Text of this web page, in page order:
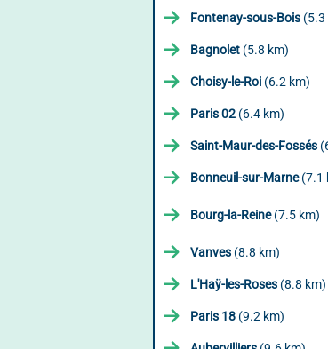
Fontenay-sous-Bois (5.3
Bagnolet (5.8 km)
Choisy-le-Roi (6.2 km)
Paris 02 (6.4 km)
Saint-Maur-des-Fossés
Bonneuil-sur-Marne(7.1
Bourg-la-Reine(7.5 km)
Vanves (8.8 km)
L'Haÿ-les-Roses (8.8 km)
Paris 18 (9.2 km)